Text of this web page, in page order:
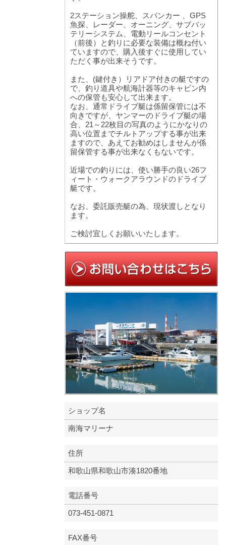
2ステーション操舵、スパンカー 、GPS
魚探、レーダー、オーニング、サブバッ
テリーシステム、電動リールコンセント
（前後）と釣りに必要な装備は概ね付い
ていますので、購入後すぐに使用してい
ただく事が出来そうです。
また、(鍵付き）リアドア付きの艇ですの
で、釣り道具や航海計器等のキャビン内
への保管も安心して出来ます。
なお、通常ドライブ艇は係留保管には不
向きですが、ヤンマーのドライブ艇の場
合、21～22枚目の写真のようにかなりの
高い位置までチルトアップする事が出来
ますので、あえてお勧めはしませんが係
留保管する事が出来なくもないです。
近場での釣りには、使い勝手の良い26フ
ィート・ウォークアラウンドのドライブ
艇です。
なお、委託販売艇の為、現状渡しとなり
ます。
ご検討宜しくお願いいたします。
ショップ名
南海マリーナ
住所
和歌山県和歌山市湊1820番地
電話番号
073-451-0871
FAX番号